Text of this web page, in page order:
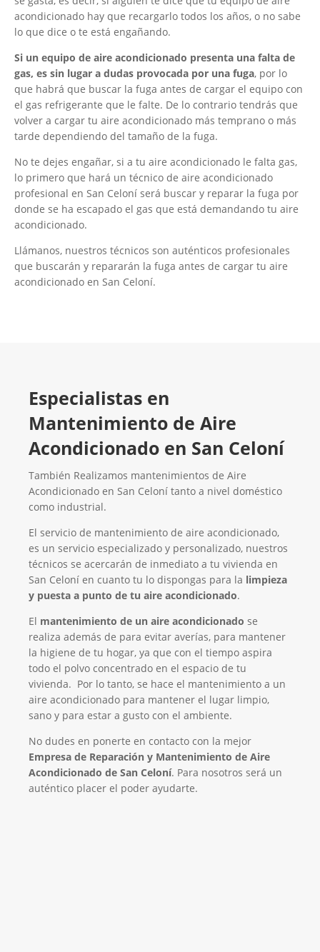
acondicionado hay que recargarlo todos los años, o no sabe
lo que dice o te está engañando.
Si un equipo de aire acondicionado presenta una falta de
gas, es sin lugar a dudas provocada por una fuga, por lo
que habrá que buscar la fuga antes de cargar el equipo con
el gas refrigerante que le falte. De lo contrario tendrás que
volver a cargar tu aire acondicionado más temprano o más
tarde dependiendo del tamaño de la fuga.
No te dejes engañar, si a tu aire acondicionado le falta gas,
lo primero que hará un técnico de aire acondicionado
profesional en San Celoní será buscar y reparar la fuga por
donde se ha escapado el gas que está demandando tu aire
acondicionado.
Llámanos, nuestros técnicos son auténticos profesionales
que buscarán y repararán la fuga antes de cargar tu aire
acondicionado en San Celoní.
Especialistas en
Mantenimiento de Aire
Acondicionado en San Celoní
También Realizamos mantenimientos de Aire
Acondicionado en San Celoní tanto a nivel doméstico
como industrial.
El servicio de mantenimiento de aire acondicionado,
es un servicio especializado y personalizado, nuestros
técnicos se acercarán de inmediato a tu vivienda en
San Celoní en cuanto tu lo dispongas para la limpieza
y puesta a punto de tu aire acondicionado.
El mantenimiento de un aire acondicionado se
realiza además de para evitar averías, para mantener
la higiene de tu hogar, ya que con el tiempo aspira
todo el polvo concentrado en el espacio de tu
vivienda. Por lo tanto, se hace el mantenimiento a un
aire acondicionado para mantener el lugar limpio,
sano y para estar a gusto con el ambiente.
No dudes en ponerte en contacto con la mejor
Empresa de Reparación y Mantenimiento de Aire
Acondicionado de San Celoní. Para nosotros será un
auténtico placer el poder ayudarte.